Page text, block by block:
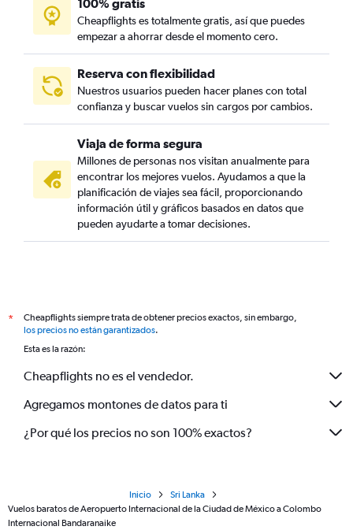
100% gratis
Cheapflights es totalmente gratis, así que puedes
empezar a ahorrar desde el momento cero.
Reserva con flexibilidad
Nuestros usuarios pueden hacer planes con total
confianza y buscar vuelos sin cargos por cambios.
Viaja de forma segura
Millones de personas nos visitan anualmente para
encontrar los mejores vuelos. Ayudamos a que la
planificación de viajes sea fácil, proporcionando
información útil y gráficos basados en datos que
pueden ayudarte a tomar decisiones.
*
Cheapflights siempre trata de obtener precios exactos, sin embargo,
los precios no están garantizados.
Esta es la razón:
Cheapflights no es el vendedor.
Agregamos montones de datos para ti
¿Por qué los precios no son 100% exactos?
Inicio
Sri Lanka
Vuelos baratos de Aeropuerto Internacional de la Ciudad de México a Colombo
Internacional Bandaranaike